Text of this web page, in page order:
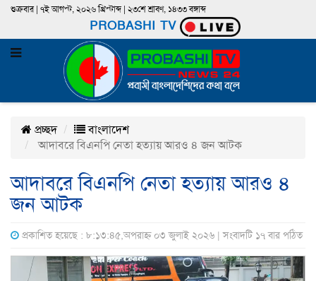
শুক্রবার | ৭ই আগস্ট, ২০২৬ খ্রিস্টাব্দ | ২৩শে শ্রাবণ, ১৪৩৩ বঙ্গাব্দ
PROBASHI TV
প্রচ্ছদ
বাংলাদেশ
আদাবরে বিএনপি নেতা হত্যায় আরও ৪ জন আটক
আদাবরে বিএনপি নেতা হত্যায় আরও ৪
জন আটক
প্রকাশিত হয়েছে : ৮:১৩:৪৫,অপরাহ্ন ০৩ জুলাই ২০২৬ | সংবাদটি ১৭ বার পঠিত